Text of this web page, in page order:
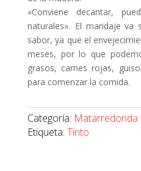
«Conviene decantar,
naturales». El maridaje va
sabor, ya que el
meses, por lo que
grasos, carnes rojas,
para comenzar la comida.
Categoría: Matarredonda
Etiqueta: Tinto